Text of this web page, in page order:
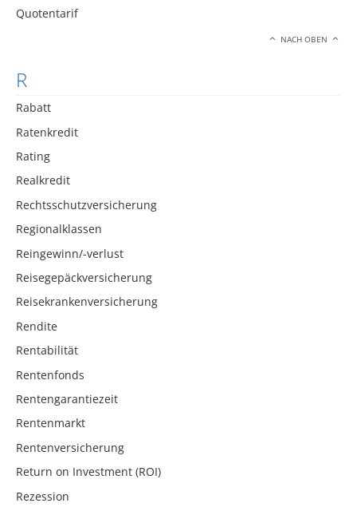
Quotentarif
NACH OBEN
R
Rabatt
Ratenkredit
Rating
Realkredit
Rechtsschutzversicherung
Regionalklassen
Reingewinn/-verlust
Reisegepäckversicherung
Reisekrankenversicherung
Rendite
Rentabilität
Rentenfonds
Rentengarantiezeit
Rentenmarkt
Rentenversicherung
Return on Investment (ROI)
Rezession